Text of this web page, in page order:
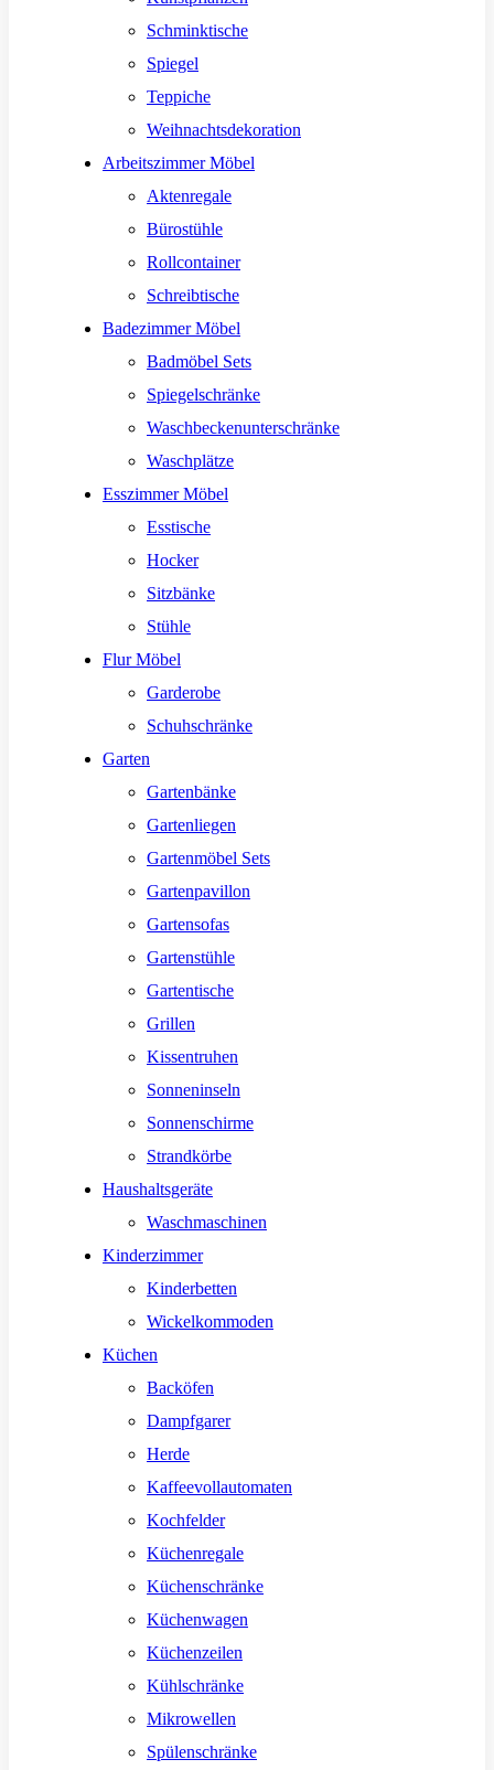
Schminktische
Spiegel
Teppiche
Weihnachtsdekoration
Arbeitszimmer Möbel
Aktenregale
Bürostühle
Rollcontainer
Schreibtische
Badezimmer Möbel
Badmöbel Sets
Spiegelschränke
Waschbeckenunterschränke
Waschplätze
Esszimmer Möbel
Esstische
Hocker
Sitzbänke
Stühle
Flur Möbel
Garderobe
Schuhschränke
Garten
Gartenbänke
Gartenliegen
Gartenmöbel Sets
Gartenpavillon
Gartensofas
Gartenstühle
Gartentische
Grillen
Kissentruhen
Sonneninseln
Sonnenschirme
Strandkörbe
Haushaltsgeräte
Waschmaschinen
Kinderzimmer
Kinderbetten
Wickelkommoden
Küchen
Backöfen
Dampfgarer
Herde
Kaffeevollautomaten
Kochfelder
Küchenregale
Küchenschränke
Küchenwagen
Küchenzeilen
Kühlschränke
Mikrowellen
Spülenschränke